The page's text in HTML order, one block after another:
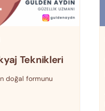
Teknikleri
doğal formunu